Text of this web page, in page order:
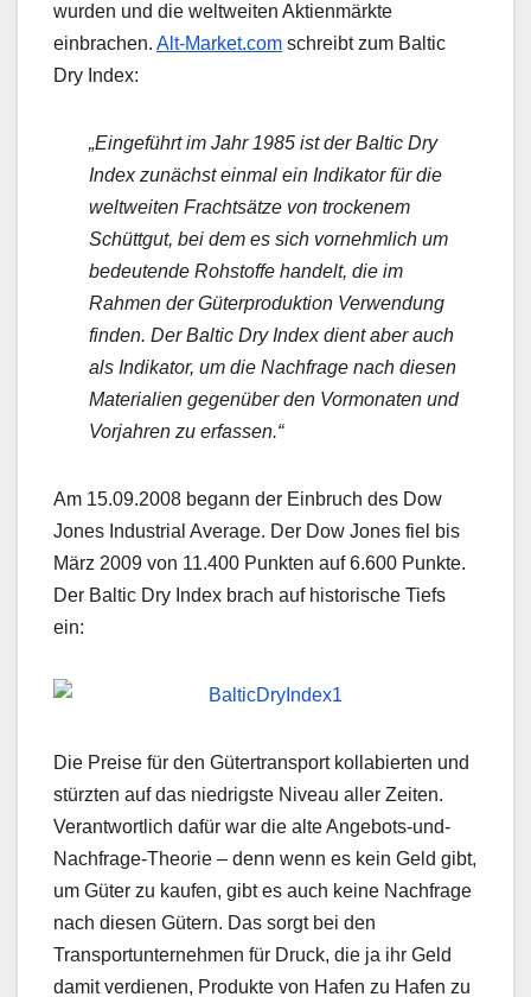
wurden und die weltweiten Aktienmärkte
einbrachen. Alt-Market.com schreibt zum Baltic
Dry Index:
„Eingeführt im Jahr 1985 ist der Baltic Dry
Index zunächst einmal ein Indikator für die
weltweiten Frachtsätze von trockenem
Schüttgut, bei dem es sich vornehmlich um
bedeutende Rohstoffe handelt, die im
Rahmen der Güterproduktion Verwendung
finden. Der Baltic Dry Index dient aber auch
als Indikator, um die Nachfrage nach diesen
Materialien gegenüber den Vormonaten und
Vorjahren zu erfassen.“
Am 15.09.2008 begann der Einbruch des Dow
Jones Industrial Average. Der Dow Jones fiel bis
März 2009 von 11.400 Punkten auf 6.600 Punkte.
Der Baltic Dry Index brach auf historische Tiefs
ein:
Die Preise für den Gütertransport kollabierten und
stürzten auf das niedrigste Niveau aller Zeiten.
Verantwortlich dafür war die alte Angebots-und-
Nachfrage-Theorie – denn wenn es kein Geld gibt,
um Güter zu kaufen, gibt es auch keine Nachfrage
nach diesen Gütern. Das sorgt bei den
Transportunternehmen für Druck, die ja ihr Geld
damit verdienen, Produkte von Hafen zu Hafen zu